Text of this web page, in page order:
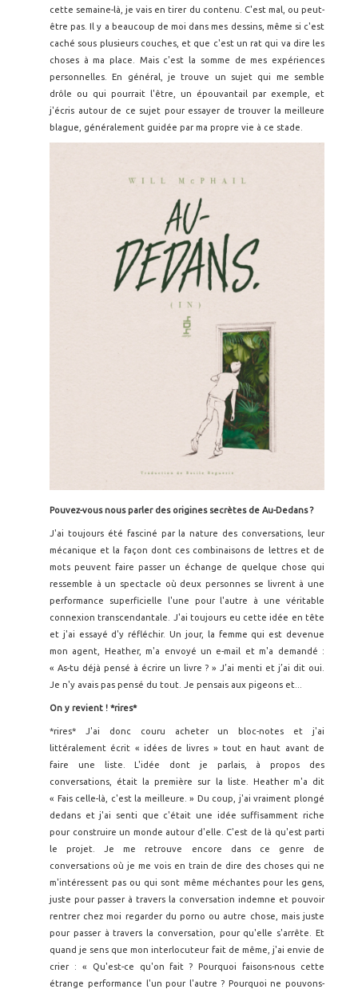
cette semaine-là, je vais en tirer du contenu. C'est mal, ou peut-
être pas. Il y a beaucoup de moi dans mes dessins, même si c'est
caché sous plusieurs couches, et que c'est un rat qui va dire les
choses à ma place. Mais c'est la somme de mes expériences
personnelles. En général, je trouve un sujet qui me semble
drôle ou qui pourrait l'être, un épouvantail par exemple, et
j'écris autour de ce sujet pour essayer de trouver la meilleure
blague, généralement guidée par ma propre vie à ce stade.
Pouvez-vous nous parler des origines secrètes de Au-Dedans ?
J'ai toujours été fasciné par la nature des conversations, leur
mécanique et la façon dont ces combinaisons de lettres et de
mots peuvent faire passer un échange de quelque chose qui
ressemble à un spectacle où deux personnes se livrent à une
performance superficielle l'une pour l'autre à une véritable
connexion transcendantale. J'ai toujours eu cette idée en tête
et j'ai essayé d'y réfléchir. Un jour, la femme qui est devenue
mon agent, Heather, m'a envoyé un e-mail et m'a demandé :
« As-tu déjà pensé à écrire un livre ? » J’ai menti et j’ai dit oui.
Je n'y avais pas pensé du tout. Je pensais aux pigeons et...
On y revient ! *rires*
*rires* J'ai donc couru acheter un bloc-notes et j'ai
littéralement écrit « idées de livres » tout en haut avant de
faire une liste. L'idée dont je parlais, à propos des
conversations, était la première sur la liste. Heather m'a dit
« Fais celle-là, c'est la meilleure. » Du coup, j'ai vraiment plongé
dedans et j'ai senti que c'était une idée suffisamment riche
pour construire un monde autour d'elle. C'est de là qu'est parti
le projet. Je me retrouve encore dans ce genre de
conversations où je me vois en train de dire des choses qui ne
m'intéressent pas ou qui sont même méchantes pour les gens,
juste pour passer à travers la conversation indemne et pouvoir
rentrer chez moi regarder du porno ou autre chose, mais juste
pour passer à travers la conversation, pour qu'elle s'arrête. Et
quand je sens que mon interlocuteur fait de même, j'ai envie de
crier : « Qu'est-ce qu'on fait ? Pourquoi faisons-nous cette
étrange performance l'un pour l'autre ? Pourquoi ne pouvons-